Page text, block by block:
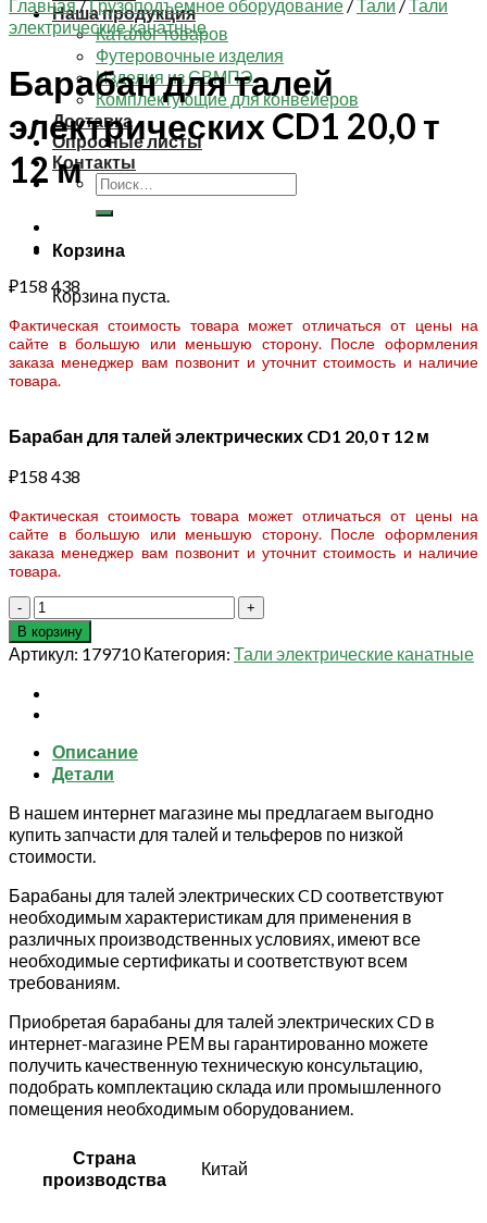
Наша продукция
Каталог товаров
Футеровочные изделия
Изделия из СВМПЭ
Комплектующие для конвейеров
Доставка
Опросные листы
Контакты
Искать:
Корзина
Корзина пуста.
Главная/Грузоподъемное оборудование /Тали /Тали
электрические канатные
Барабан для талей
электрических CD1 20,0 т
12 м
₽158 438
Фактическая стоимость товара может отличаться от цены на
сайте в большую или меньшую сторону. После оформления
заказа менеджер вам позвонит и уточнит стоимость и наличие
товара.
Барабан для талей электрических CD1 20,0 т 12 м
₽158 438
Фактическая стоимость товара может отличаться от цены на
сайте в большую или меньшую сторону. После оформления
заказа менеджер вам позвонит и уточнит стоимость и наличие
товара.
Количество
товара
Барабан
для
талей
электрических
20,0
т
м
В корзину
Артикул: 179710 Категория: Тали электрические канатные
Описание
Детали
В нашем интернет магазине мы предлагаем выгодно
купить запчасти для талей и тельферов по низкой
стоимости.
Барабаны для талей электрических CD соответствуют
необходимым характеристикам для применения в
различных производственных условиях, имеют все
необходимые сертификаты и соответствуют всем
требованиям.
Приобретая барабаны для талей электрических CD в
интернет-магазине РЕМ вы гарантированно можете
получить качественную техническую консультацию,
подобрать комплектацию склада или промышленного
помещения необходимым оборудованием.
Страна
производства
Китай